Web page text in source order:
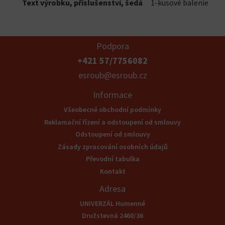
Text výrobku, příslušenství, šedá
1-kusové balenie
Podpora
+421 57/7756082
esroub@esroub.cz
Informace
Všeobecné obchodní podmínky
Reklamační řízení a odstoupení od smlouvy
Odstoupení od smlouvy
Zásady zpracování osobních údajů
Převodní tabulka
Kontakt
Adresa
UNIVERZÁL Humenné
Družstevná 2460/36